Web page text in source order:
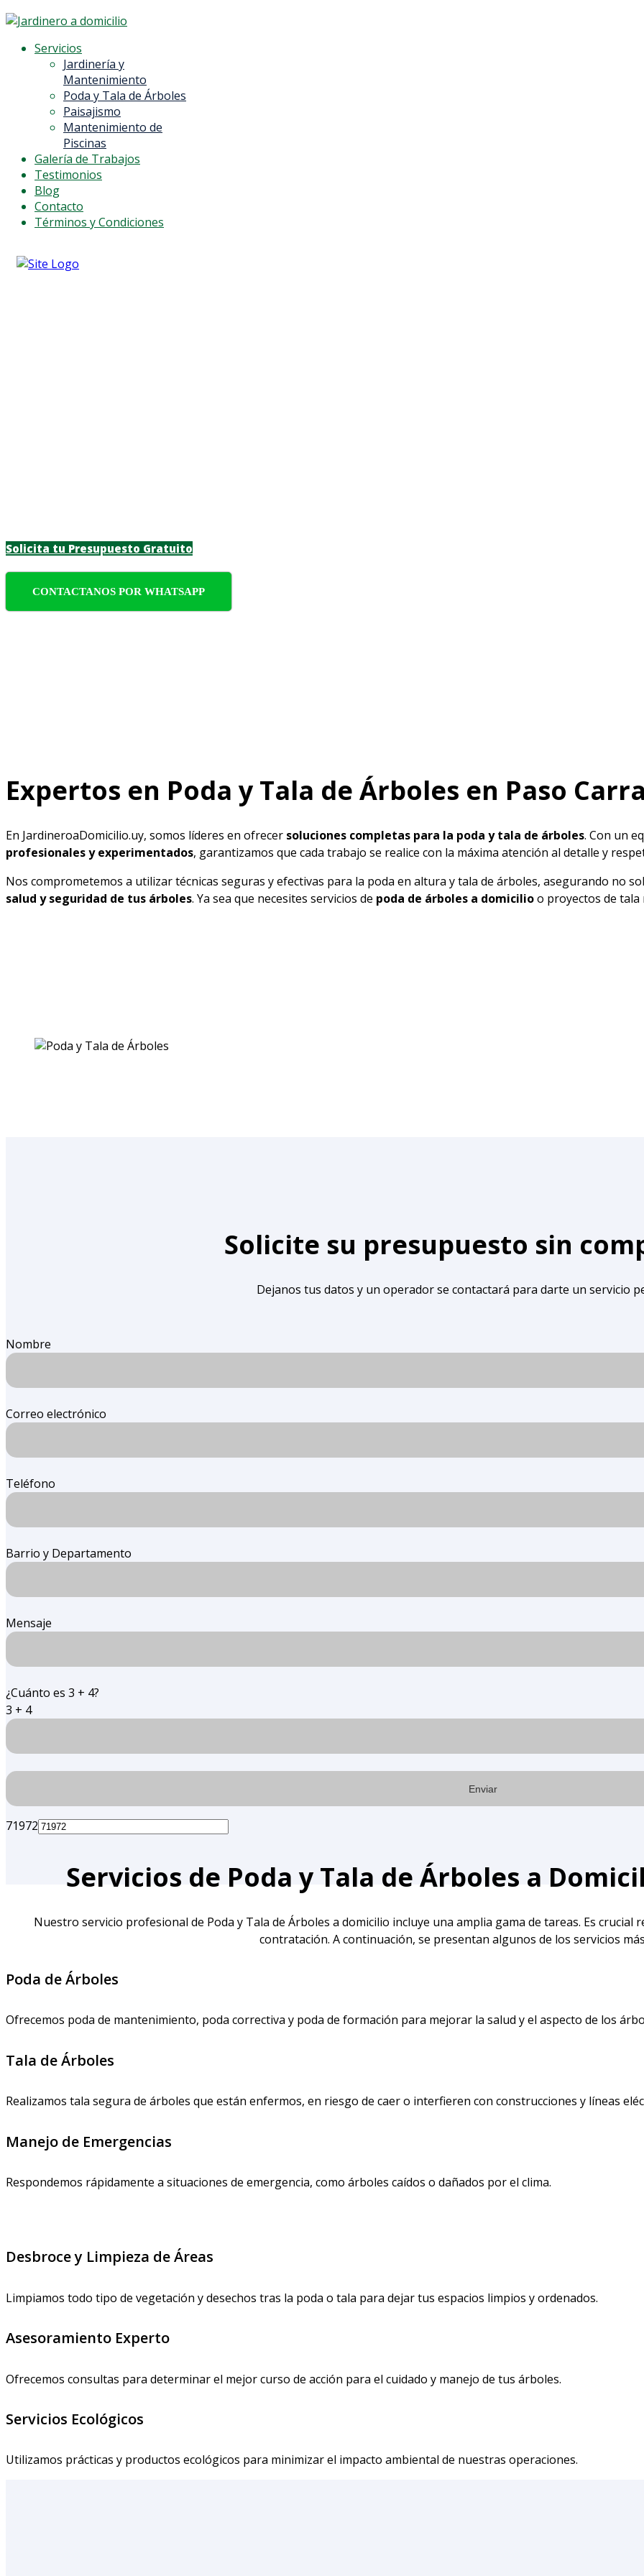
Servicios
Jardinería y
Mantenimiento
Poda y Tala de Árboles
Paisajismo
Mantenimiento de
Piscinas
Galería de Trabajos
Testimonios
Blog
Contacto
Términos y Condiciones
Solicita tu Presupuesto Gratuito
CONTACTANOS POR WHATSAPP
Expertos en Poda y Tala de Árboles en Paso
En JardineroaDomicilio.uy, somos líderes en ofrecer soluciones completas para la poda y tala de árboles. Con un
profesionales y experimentados, garantizamos que cada trabajo se realice con la máxima atención al detalle y
Nos comprometemos a utilizar técnicas seguras y efectivas para la poda en altura y tala de árboles, asegurando no
salud y seguridad de tus árboles. Ya sea que necesites servicios de poda de árboles a domicilioo proyectos de tala
Solicite su presupuesto sin
Dejanos tus datos y un operador se contactará para darte un servicio
Nombre
Correo electrónico
Teléfono
Barrio y Departamento
Mensaje
¿Cuánto es 3 + 4?
3 + 4
71972
Servicios de Poda y Tala de Árboles a
Nuestro servicio profesional de Poda y Tala de Árboles a domicilio incluye una amplia gama de tareas. Es crucial
contratación. A continuación, se presentan algunos de los servicios
Poda de Árboles
Ofrecemos poda de mantenimiento, poda correctiva y poda de formación para mejorar la salud y el aspecto de los
Tala de Árboles
Realizamos tala segura de árboles que están enfermos, en riesgo de caer o interfieren con construcciones y líneas
Manejo de Emergencias
Respondemos rápidamente a situaciones de emergencia, como árboles caídos o dañados por el clima.
Desbroce y Limpieza de Áreas
Limpiamos todo tipo de vegetación y desechos tras la poda o tala para dejar tus espacios limpios y ordenados.
Asesoramiento Experto
Ofrecemos consultas para determinar el mejor curso de acción para el cuidado y manejo de tus árboles.
Servicios Ecológicos
Utilizamos prácticas y productos ecológicos para minimizar el impacto ambiental de nuestras operaciones.